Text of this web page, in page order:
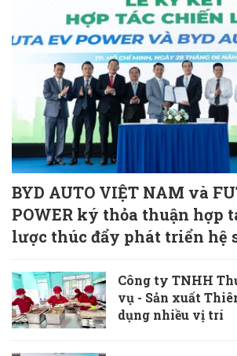
BYD AUTO VIỆT NAM và
POWER ký thỏa thuận hợp
lược thúc đẩy phát triển hệ
Công ty TNHH
vụ - Sản xuất
dụng nhiều vị trí